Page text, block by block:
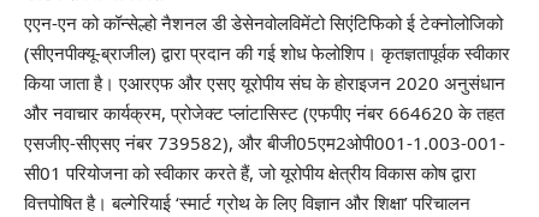
एएन-एन को कॉन्सेल्हो नैशनल डी डेसेनवोलविमेंटो सिएंटिफिको ई टेक्नोलोजिको
(सीएनपीक्यू-ब्राजील) द्वारा प्रदान की गई शोध फेलोशिप। कृतज्ञतापूर्वक स्वीकार
किया जाता है। एआरएफ और एसए यूरोपीय संघ के होराइजन 2020 अनुसंधान
और नवाचार कार्यक्रम, प्रोजेक्ट प्लांटासिस्ट (एफपीए नंबर 664620 के तहत
एसजीए-सीएसए नंबर 739582), और बीजी05एम2ओपी001-1.003-001-
सी01 परियोजना को स्वीकार करते हैं, जो यूरोपीय क्षेत्रीय विकास कोष द्वारा
वित्तपोषित है। बल्गेरियाई ‘स्मार्ट ग्रोथ के लिए विज्ञान और शिक्षा’ परिचालन